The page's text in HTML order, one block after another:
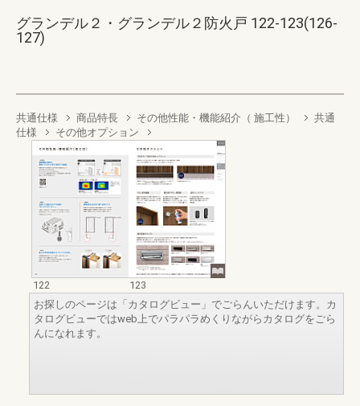
グランデル２・グランデル２防火戸 122-123(126-
127)
共通仕様 商品特長 その他性能・機能紹介（ 施工性）
共通
仕様
その他オプション
122
123
お探しのページは「カタログビュー」でごらんいただけます。カ
タログビューではweb上でパラパラめくりながらカタログをごら
んになれます。